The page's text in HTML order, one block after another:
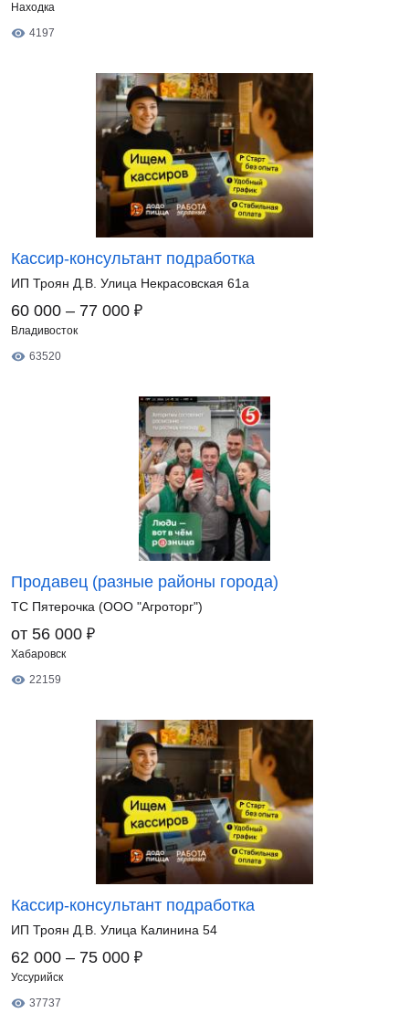
Находка
4197
Кассир-консультант подработка
ИП Троян Д.В. Улица Некрасовская 61а
60 000 – 77 000 ₽
Владивосток
63520
Продавец (разные районы города)
ТС Пятерочка (ООО "Агроторг")
от 56 000 ₽
Хабаровск
22159
Кассир-консультант подработка
ИП Троян Д.В. Улица Калинина 54
62 000 – 75 000 ₽
Уссурийск
37737